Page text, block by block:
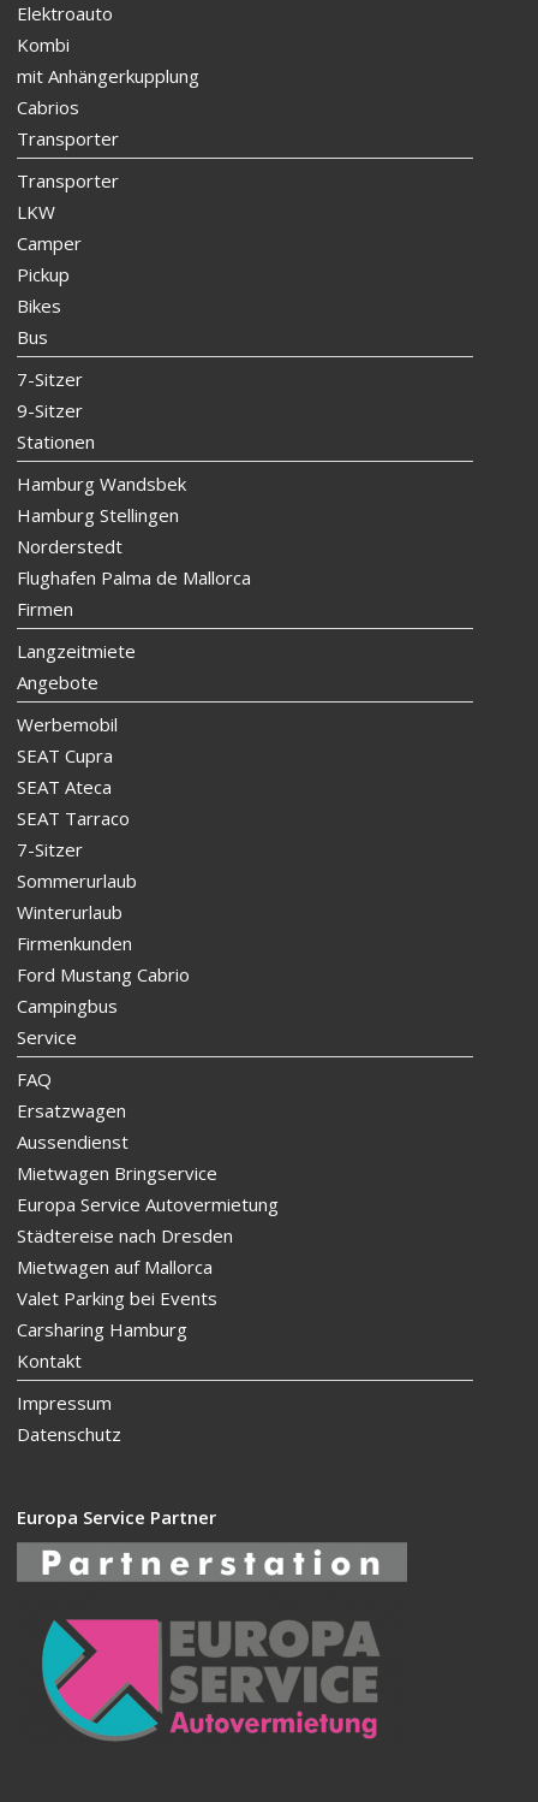
Elektroauto
Kombi
mit Anhängerkupplung
Cabrios
Transporter
Transporter
LKW
Camper
Pickup
Bikes
Bus
7-Sitzer
9-Sitzer
Stationen
Hamburg Wandsbek
Hamburg Stellingen
Norderstedt
Flughafen Palma de Mallorca
Firmen
Langzeitmiete
Angebote
Werbemobil
SEAT Cupra
SEAT Ateca
SEAT Tarraco
7-Sitzer
Sommerurlaub
Winterurlaub
Firmenkunden
Ford Mustang Cabrio
Campingbus
Service
FAQ
Ersatzwagen
Aussendienst
Mietwagen Bringservice
Europa Service Autovermietung
Städtereise nach Dresden
Mietwagen auf Mallorca
Valet Parking bei Events
Carsharing Hamburg
Kontakt
Impressum
Datenschutz
Europa Service Partner